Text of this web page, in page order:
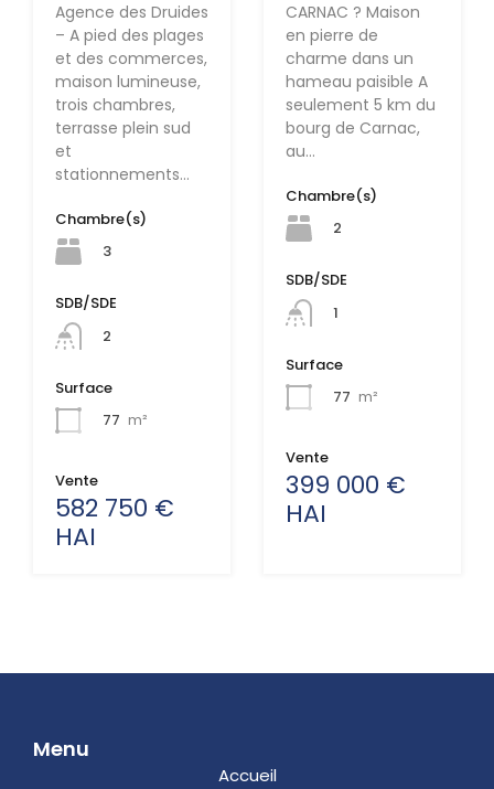
Agence des Druides
– A pied des plages
et des commerces,
maison lumineuse,
trois chambres,
terrasse plein sud
et
stationnements…
Chambre(s)
3
SDB/SDE
2
Surface
77 m²
Vente
582 750 €
HAI
CARNAC ? Maison
en pierre de
charme dans un
hameau paisible A
seulement 5 km du
bourg de Carnac,
au…
Chambre(s)
2
SDB/SDE
1
Surface
77 m²
Vente
399 000 €
HAI
Menu
Accueil